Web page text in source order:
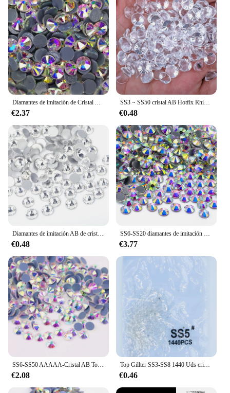
€2.37
SS3 ~ SS50 cristal AB Hotfix Rhinestone parte posterior plana hierro en Strass piedras de cristal Hot Fix Rhinestones para decoración de prendas de vestir de tela
€0.48
€0.48 €3.77
€2.08
Top Gillter SS3-SS8 1440 Uds cristal AB oro 3D sin Hotfix FlatBack Strass costura y tela decoración de uñas con diamantes de imitación
€0.46